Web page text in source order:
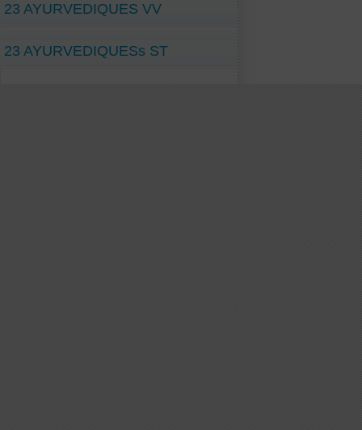
23 AYURVEDIQUES VV
23 AYURVEDIQUESs ST